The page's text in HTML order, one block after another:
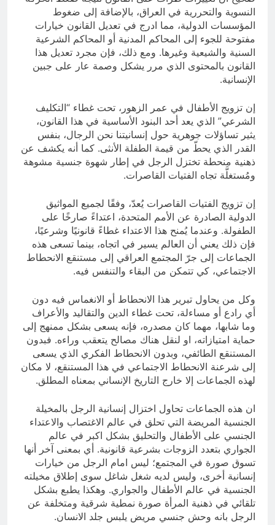
النسوية والتحررية في العراق، بالإضافة إلى ضغوط
المؤسسات الدولية، مما ادرج في تعديل القانون خيارات
مفتوحة للجوء إلى المحاكم المدنية أو المحاكم الشرعية
السنية والشيعية وغيرها. ومع ذلك، فإن مجرد تعديل هذا
القانون بالمحتوى الذي مرر يشكل وصمة عار على جبين
الإنسانية.
إن تزويج الأطفال في عمر الزهور، تحت غطاء “التكليف
الشرعي” الذي يعد أحد البنود الأساسية في هذا القانون،
يثير تساؤلات جوهرية حول إنسانيتنا نحن الرجال، بنفس
القدر الذي يحطّ من قيمة الطفلة الأنثى. كما أنه يكشف عن
ذهنية منحطة تختزل الرجل في إطار شهوة جنسية مشوهة
ومُستغلَّة تجاه الفتيات القاصرات.
إن تزويج الفتيات القاصرات يُعدّ، وفقًا لجميع المواثيق
الدولية الصادرة عن الأمم المتحدة، اعتداءً صارخًا على
الطفولة. وعندما يُمنح هذا الاعتداء غطاءً قانونيًا وشرعيًا،
فإن ذلك يعني أن العالم يسير في اتجاه، بينما تسعى هذه
الجماعات إلى جرّ المجتمع العراقي إلى مستنقع الانحطاط
الاجتماعي، كي تتمكن من البقاء والتنفس فيه.
وكل من يحاول تبرير هذا الانحطاط أو الانغماس فيه دون
أي رادع أو مساءلة، تحت غطاء الدين والتقاليد والأعراف
وما شابها، مهما كان مصدره، فإنه يسعى بشكل ممنهج إلى
حماية امتيازاته، او لنقل هناك مصالح يتعقب وراءه. فبدون
المستنقع الطائفي، وبدون الانحطاط الفكري الذي يسعى
إلى شرعنة الانحطاط الاجتماعي في هذا المستنقع، لا مكان
لهذه الجماعات إلا خارج التاريخ الإنساني بمعناه المطلق.
ان هذه الجماعات تحاول اختزال إنسانية الرجل بالمخيلة
الجنسية المريضة التي تحلق في عالم الاغتصاب والاعتداء
الجنسي على الأطفال والتحليق بشكل اكبر في عالم
الجواري بتعدد الزوجات بشرعية قانونية. أي بمعنى آخر أنها
تسوق صورة في المجتمع؛ ليس امام الرجل من خيارات
إنسانية أخرى، وليس لديه شغل شاغل سوى إطلاق مخيلته
الجنسية في عالم الأطفال والجواري. وهكذا يطبع بشكل
تلقائي في ذهنية المرأة صورة نمطية شرقية ومتخلفة عن
الرجل بانه وحش جنسي مريض يلبس جلد الانسان.